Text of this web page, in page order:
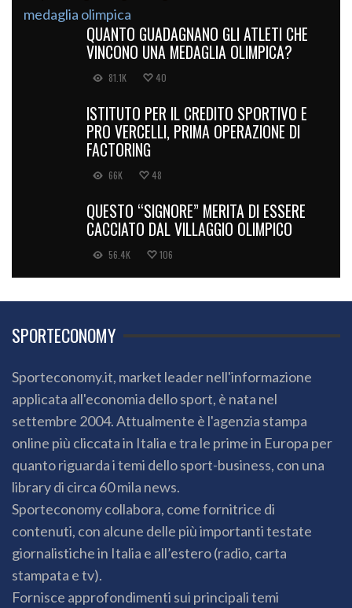
QUANTO GUADAGNANO GLI ATLETI CHE
VINCONO UNA MEDAGLIA OLIMPICA?
81.1K 40
ISTITUTO PER IL CREDITO SPORTIVO E
PRO VERCELLI, PRIMA OPERAZIONE DI
FACTORING
66K 48
QUESTO “SIGNORE” MERITA DI ESSERE
CACCIATO DAL VILLAGGIO OLIMPICO
56.4K 106
SPORTECONOMY
Sporteconomy.it, market leader nell'informazione
applicata all'economia dello sport, è nata nel
settembre 2004. Attualmente è l'agenzia stampa
online più cliccata in Italia e tra le prime in Europa per
quanto riguarda i temi dello sport-business, con una
library di circa 60 mila news.
Sporteconomy collabora, come fornitrice di
contenuti, con alcune delle più importanti testate
giornalistiche in Italia e all’estero (radio, carta
stampata e tv).
Fornisce approfondimenti sui principali temi